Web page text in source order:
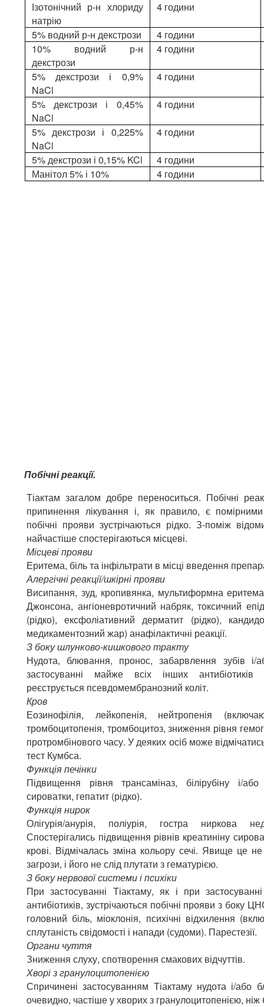
Ізотонічний р-н хлориду
натрію
4 години
5% водний р-н декстрози
4 години
10% водний р-н
декстрози
4 години
5% декстрози і 0,9%
NaCl
4 години
5% декстрози і 0,45%
NaCl
4 години
5% декстрози і 0,225%
NaCl
4 години
5% декстрози і 0,15% KCl
4 години
Манітол 5% і 10%
4 години
Побічні реакції.
Тіактам загалом добре переноситься. Побічні
припинення лікування і, як правило, є
побічні прояви зустрічаються рідко. З-поміж
найчастіше спостерігаються місцеві.
Місцеві прояви
Еритема, біль та інфільтрати в місці введення
Алергічні реакції/шкірні прояви
Висипання, зуд, кропивянка, мультиформна
Джонсона, ангіоневротичний набряк, токсичний
(рідко), ексфоліативний дерматит (рідко),
медикаментозний жар) анафілактичні реакції.
З боку шлунково-кишкового тракту
Нудота, блювання, пронос, забарвлення зубів
застосуванні майже всіх інших антибіотиків
реєструється псевдомембранозний коліт.
Кров
Еозинофілія, лейкопенія, нейтропенія
тромбоцитопенія, тромбоцитоз, зниження рівня
протромбінового часу. У деяких осіб може
тест Кумбса.
Функція печінки
Підвищення рівня трансаміназ, білірубіну і/
сироватки, гепатит (рідко).
Функція нирок
Олігурія/анурія, поліурія, гостра ниркова
Спостерігались підвищення рівнів креатиніну
крові. Відмічалась зміна кольору сечі. Явище це не
загрози, і його не слід плутати з гематурією.
Збоку нервової системи і психіки
При застосуванні Тіактаму, як і при
антибіотиків, зустрічаються побічні прояви з боку
головний біль, міоклонія, психічні відхилення
сплутаність свідомості і напади (судоми). Парестезії.
Органи чуття
Зниження слуху, спотворення смакових відчуттів.
Хворі з гранулоцитопенією
Спричинені застосуванням Тіактаму нудота і/або
очевидно, частіше у хворих з гранулоцитопенією, ніж